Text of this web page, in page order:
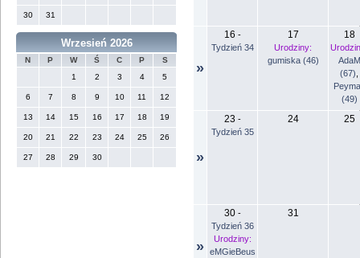
30 31
Wrzesień 2026
N P W Ś C P
S
1
2 3 4 5
6 7 8 9 10 11 12
13 14 15 16 17 18 19
20 21 22 23 24 25 26
27 28 29 30
»
16 -
Tydzień 34
17
Urodziny:
gumiska (46)
18
AdaM
(67)
(49)
»
23 -
Tydzień 35
24 25
»
30-
Tydzień 36
Urodziny:
eMGieBeus
31